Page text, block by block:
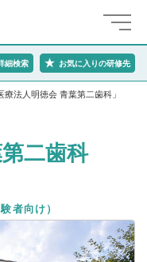
細検索 お気に入りの研修先
療法人明徳会 青葉第二歯科」
二歯科
者向け）